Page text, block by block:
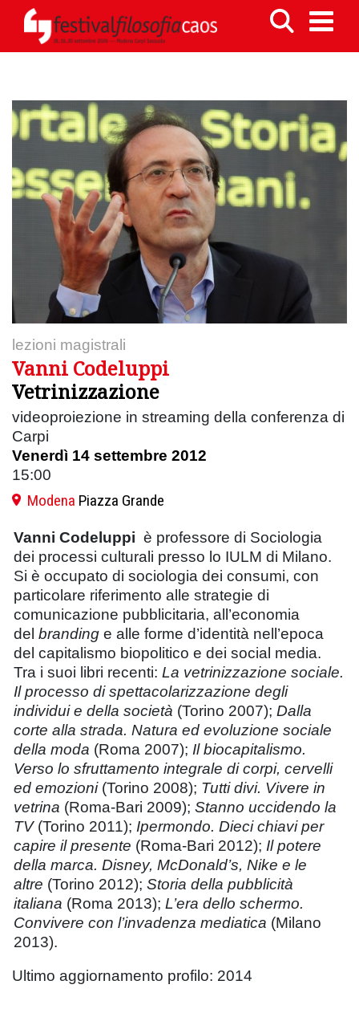
lezioni magistrali
Vanni Codeluppi
Vetrinizzazione
videoproiezione in streaming della conferenza di
Carpi
Venerdì 14 settembre 2012
15:00
Modena Piazza Grande
Vanni Codeluppi è professore di Sociologia
dei processi culturali presso lo IULM di Milano.
Si è occupato di sociologia dei consumi, con
particolare riferimento alle strategie di
comunicazione pubblicitaria, all’economia
del branding e alle forme d’identità nell’epoca
del capitalismo biopolitico e dei social media.
Tra i suoi libri recenti: La vetrinizzazione sociale.
Il processo di spettacolarizzazione degli
individui e della società (Torino 2007); Dalla
corte alla strada. Natura ed evoluzione sociale
della moda (Roma 2007); Il biocapitalismo.
Verso lo sfruttamento integrale di corpi, cervelli
ed emozioni(Torino 2008); Tutti divi. Vivere in
vetrina (Roma-Bari 2009); Stanno uccidendo la
TV(Torino 2011); Ipermondo. Dieci chiavi per
capire il presente (Roma-Bari 2012); Il potere
della marca. Disney, McDonald’s, Nike e le
altre (Torino 2012); Storia della pubblicità
italiana (Roma 2013); L’era dello schermo.
Convivere con l’invadenza mediatica (Milano
2013).
Ultimo aggiornamento profilo: 2014